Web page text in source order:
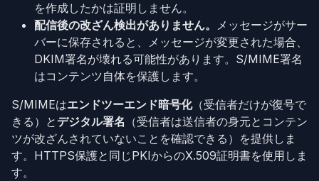
を作成したかは証明しません。
配信後の改ざん検出がありません。 メッセージがサー
バーに保存されると、メッセージが変更された場合、
DKIM署名が壊れる可能性があります。S/MIME署名
はコンテンツ自体を保護します。
S/MIMEはエンドツーエンド暗号化（受信者だけが復号で
きる）と デジタル署名 （受信者は送信者の身元とコンテン
ツが改ざんされていないことを確認できる）を提供しま
す。HTTPS保護と同じPKIからのX.509証明書を使用しま
す。